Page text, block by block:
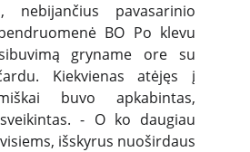
nebijančius pavasarinio
BO Po klevu
gryname ore su
Kiekvienas atėjęs į
buvo apkabintas,
- O ko daugiau
išskyrus nuoširdaus